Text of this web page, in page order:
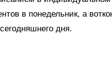
в понедельник, а
дня.